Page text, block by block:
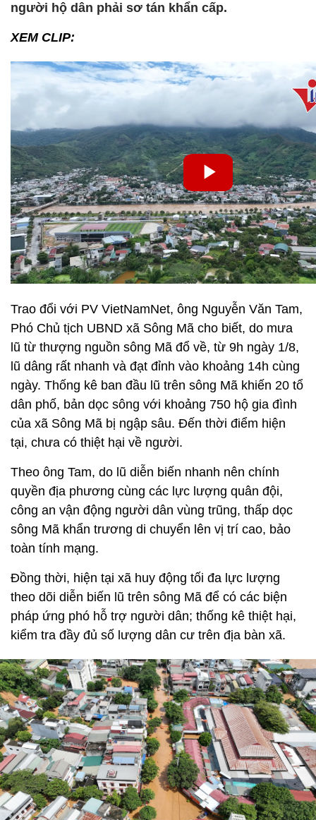
người hộ dân phải sơ tán khẩn cấp.
XEM CLIP:
Trao đổi với PV VietNamNet, ông Nguyễn Văn Tam,
Phó Chủ tịch UBND xã Sông Mã cho biết, do mưa
lũ từ thượng nguồn sông Mã đổ về, từ 9h ngày 1/8,
lũ dâng rất nhanh và đạt đỉnh vào khoảng 14h cùng
ngày. Thống kê ban đầu lũ trên sông Mã khiến 20 tổ
dân phố, bản dọc sông với khoảng 750 hộ gia đình
của xã Sông Mã bị ngập sâu. Đến thời điểm hiện
tại, chưa có thiệt hại về người.
Theo ông Tam, do lũ diễn biến nhanh nên chính
quyền địa phương cùng các lực lượng quân đội,
công an vận động người dân vùng trũng, thấp dọc
sông Mã khẩn trương di chuyển lên vị trí cao, bảo
toàn tính mạng.
Đồng thời, hiện tại xã huy động tối đa lực lượng
theo dõi diễn biến lũ trên sông Mã để có các biện
pháp ứng phó hỗ trợ người dân; thống kê thiệt hại,
kiểm tra đầy đủ số lượng dân cư trên địa bàn xã.